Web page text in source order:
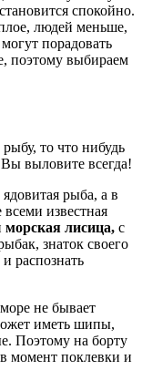
спокойно.
людей меньше,
порадовать
поэтому выбираем
то что нибудь
Вы выловите всегда!
рыба, а в
известная
морская лисица, с
знаток своего
распознать
не бывает
иметь шипы,
Поэтому на борту
момент поклевки и